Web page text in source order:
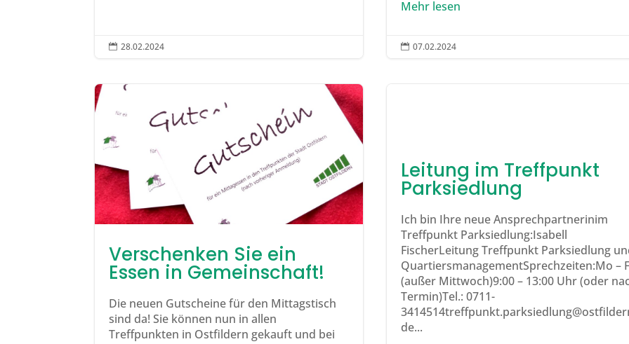
 28.02.2024
Mehr lesen
 07.02.2024
Verschenken Sie ein
Essen in Gemeinschaft!
Die neuen Gutscheine für den Mittagstisch
sind da! Sie können nun in allen
Treffpunkten in Ostfildern gekauft und bei
Leitung im Treffpunkt
Parksiedlung
Ich bin Ihre neue Ansprechpartnerinim
Treffpunkt Parksiedlung:Isabell
FischerLeitung Treffpunkt Parksiedlung
QuartiersmanagementSprechzeiten:Mo –
(außer Mittwoch)9:00 – 13:00 Uhr (oder
Termin)Tel.: 0711-
de...